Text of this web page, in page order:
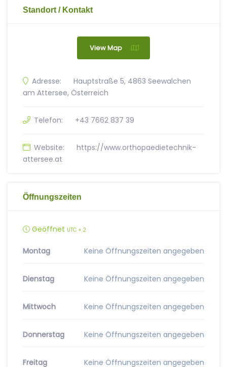
Standort / Kontakt
View Map
Adresse:
Hauptstraße 5, 4863 Seewalchen
am Attersee, Österreich
Telefon: +43 7662 837 39
Website:
https://www.orthopaedietechnik-
attersee.at
Öffnungszeiten
Geöffnet UTC + 2
Montag Keine Öffnungszeiten angegeben
Dienstag Keine Öffnungszeiten angegeben
Mittwoch Keine Öffnungszeiten angegeben
Donnerstag Keine Öffnungszeiten angegeben
Freitag Keine Öffnungszeiten angegeben